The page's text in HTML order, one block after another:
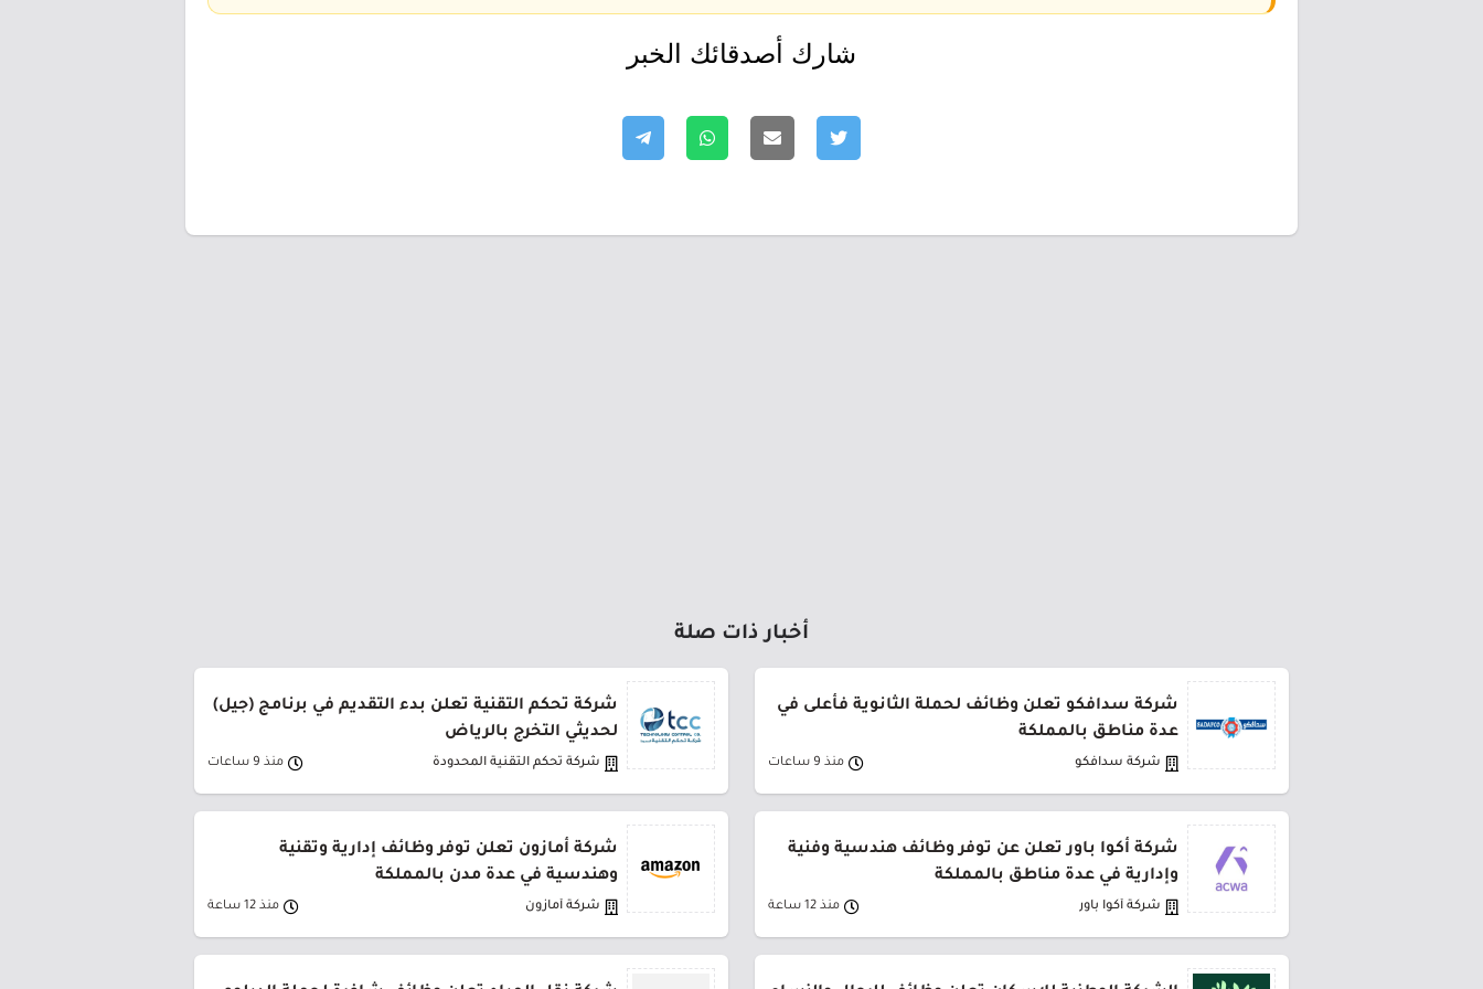
شارك أصدقائك الخبر
أخبار ذات صلة
شركة سدافكو تعلن وظائف لحملة الثانوية فأعلى في
عدة مناطق بالمملكة
شركة سدافكو منذ 9 ساعات
شركة تحكم التقنية تعلن بدء التقديم في برنامج (جيل)
لحديثي التخرج بالرياض
شركة تحكم التقنية المحدودة منذ 9 ساعات
شركة أكوا باور تعلن عن توفر وظائف هندسية وفنية
وإدارية في عدة مناطق بالمملكة
شركة أكوا باور منذ 12 ساعة
شركة أمازون تعلن توفر وظائف إدارية وتقنية
وهندسية في عدة مدن بالمملكة
شركة أمازون منذ 12 ساعة